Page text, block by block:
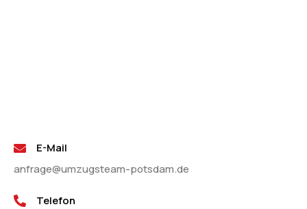
E-Mail
anfrage@umzugsteam-potsdam.de
Telefon